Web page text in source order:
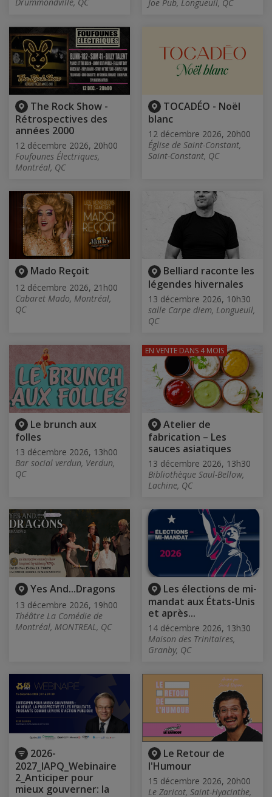
Drummondville, QC
Joe Pub, Longueuil, QC
The Rock Show -
Rétrospectives des
années 2000
12 décembre 2026, 20h00
Foufounes Électriques,
Montréal, QC
TOCADÉO - Noël
blanc
12 décembre 2026, 20h00
Église de Saint-Constant,
Saint-Constant, QC
Mado Reçoit
12 décembre 2026, 21h00
Cabaret Mado, Montréal,
QC
Belliard raconte les
légendes hivernales
13 décembre 2026, 10h30
salle Carpe diem, Longueuil,
QC
Le brunch aux
folles
13 décembre 2026, 13h00
Bar social verdun, Verdun,
QC
Atelier de
fabrication – Les
sauces asiatiques
13 décembre 2026, 13h30
Bibliothèque Saul-Bellow,
Lachine, QC
EN VENTE DANS 4 MOIS
Yes And...Dragons
13 décembre 2026, 19h00
Théâtre La Comédie de
Montréal, MONTREAL, QC
Les élections de mi-
mandat aux États-Unis
et après...
14 décembre 2026, 13h30
Maison des Trinitaires,
Granby, QC
2026-
2027_IAPQ_Webinaire
2_Anticiper pour
mieux gouverner: la
Le Retour de
l'Humour
15 décembre 2026, 20h00
Le Zaricot, Saint-Hyacinthe,